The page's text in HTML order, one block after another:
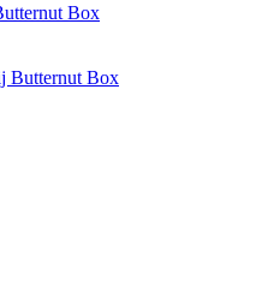
Box
Butternut Box